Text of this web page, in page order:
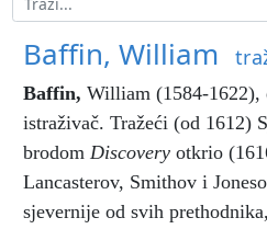
Baffin, William
Baffin, William (1584-1622),
istraživač. Tražeći (od 1612)
brodom Discovery otkrio
Lancasterov, Smithov i
sjevernije od svih